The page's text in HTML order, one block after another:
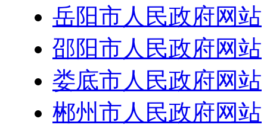
岳阳市人民政府网站
邵阳市人民政府网站
娄底市人民政府网站
郴州市人民政府网站